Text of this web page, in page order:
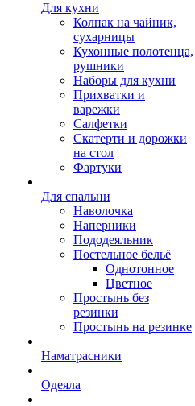
Для кухни
Колпак на чайник,
сухарницы
Кухонные полотенца,
рушники
Наборы для кухни
Прихватки и
варежки
Салфетки
Скатерти и дорожки
на стол
Фартуки
Для спальни
Наволочка
Наперники
Пододеяльник
Постельное бельё
Однотонное
Цветное
Простынь без
резинки
Простынь на резинке
Наматрасники
Одеяла